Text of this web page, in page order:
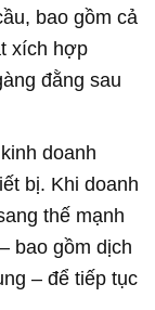
bao gồm cả
xích hợp
đằng sau
doanh
bị. Khi doanh
thế mạnh
bao gồm dịch
– để tiếp tục